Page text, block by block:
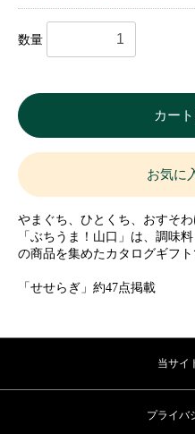
数量
カー
お気に
やまぐち、ひとくち、おすそわ
「ぶちうま！山口」は、調味
の商品を集めたカタログギフト
「せせらぎ」約47点掲載
当サイ
プライバ